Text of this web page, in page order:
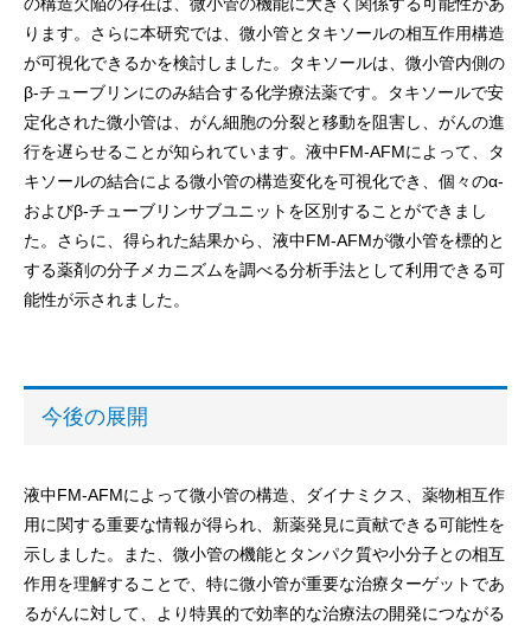
ります。さらに本研究では、微小管とタキソールの相互作用構造
が可視化できるかを検討しました。タキソールは、微小管内側の
β-チューブリンにのみ結合する化学療法薬です。タキソールで安
定化された微小管は、がん細胞の分裂と移動を阻害し、がんの進
行を遅らせることが知られています。液中FM-AFMによって、タ
キソールの結合による微小管の構造変化を可視化でき、個々のα-
およびβ-チューブリンサブユニットを区別することができまし
た。さらに、得られた結果から、液中FM-AFMが微小管を標的と
する薬剤の分子メカニズムを調べる分析手法として利用できる可
能性が示されました。
今後の展開
液中FM-AFMによって微小管の構造、ダイナミクス、薬物相互作
用に関する重要な情報が得られ、新薬発見に貢献できる可能性を
示しました。また、微小管の機能とタンパク質や小分子との相互
作用を理解することで、特に微小管が重要な治療ターゲットであ
るがんに対して、より特異的で効率的な治療法の開発につながる